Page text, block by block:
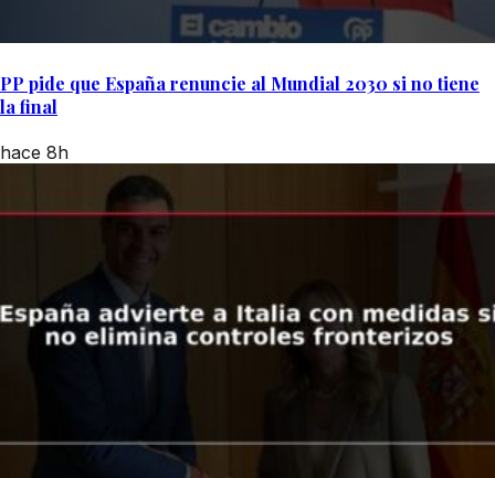
PP pide que España renuncie al Mundial 2030 si no tiene
la final
hace 8h